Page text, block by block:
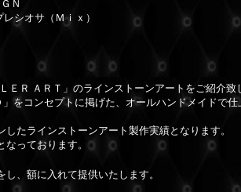
Ｎ
シオサ（Ｍｉｘ）
ＥＲ ＡＲＴ」のラインストーンアートをご紹介致
をコンセプトに掲げた、オールハンドメイドで仕
たラインストーンアート製作実績となります。
っております。
、額に入れて提供いたします。